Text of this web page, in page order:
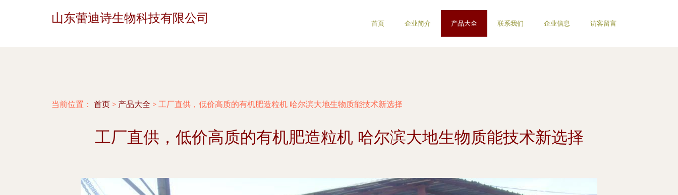
山东蕾迪诗生物科技有限公司 首页 企业简介 产品大全 联系我们 企业信息 访客留言
当前位置： 首页 > 产品大全 > 工厂直供，低价高质的有机肥造粒机 哈尔滨大地生物质能技术新选择
工厂直供，低价高质的有机肥造粒机 哈尔滨大地生物质能技术新选择